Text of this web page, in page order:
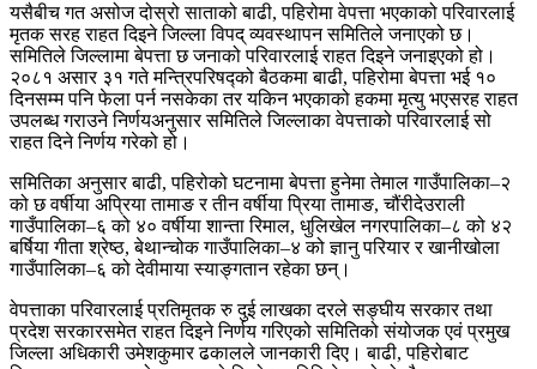
यसैबीच गत असोज दोस्रो साताको बाढी, पहिरोमा वेपत्ता भएकाको परिवारलाई
मृतक सरह राहत दिइने जिल्ला विपद् व्यवस्थापन समितिले जनाएको छ।
समितिले जिल्लामा बेपत्ता छ जनाको परिवारलाई राहत दिइने जनाइएको हो।
२०८१ असार ३१ गते मन्त्रिपरिषद्को बैठकमा बाढी, पहिरोमा बेपत्ता भई १०
दिनसम्म पनि फेला पर्न नसकेका तर यकिन भएकाको हकमा मृत्यु भएसरह राहत
उपलब्ध गराउने निर्णयअनुसार समितिले जिल्लाका वेपत्ताको परिवारलाई सो
राहत दिने निर्णय गरेको हो।
समितिका अनुसार बाढी, पहिरोको घटनामा बेपत्ता हुनेमा तेमाल गाउँपालिका–२
को छ वर्षीया अप्रिया तामाङ र तीन वर्षीया प्रिया तामाङ, चौंरीदेउराली
गाउँपालिका–६ को ४० वर्षीया शान्ता रिमाल, धुलिखेल नगरपालिका–८ को ४२
बर्षिया गीता श्रेष्ठ, बेथान्चोक गाउँपालिका–४ को ज्ञानु परियार र खानीखोला
गाउँपालिका–६ को देवीमाया स्याङ्गतान रहेका छन्।
वेपत्ताका परिवारलाई प्रतिमृतक रु दुई लाखका दरले सङ्घीय सरकार तथा
प्रदेश सरकारसमेत राहत दिइने निर्णय गरिएको समितिको संयोजक एवं प्रमुख
जिल्ला अधिकारी उमेशकुमार ढकालले जानकारी दिए। बाढी, पहिरोबाट